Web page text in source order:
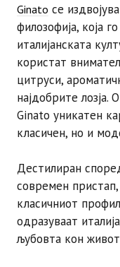
Ginato се
филозофија, која
италијанската
користат
цитруси,
најдобрите лозја.
Ginato уникатен
класичен, но и
Дестилиран
современ
класичниот
одразуваат
љубовта кон